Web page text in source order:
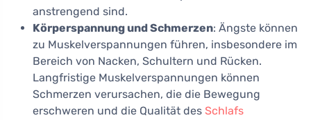
anstrengend sind.
Körperspannung und Schmerzen: Ängste können
zu Muskelverspannungen führen, insbesondere im
Bereich von Nacken, Schultern und Rücken.
Langfristige Muskelverspannungen können
Schmerzen verursachen, die die Bewegung
erschweren und die Qualität des Schlafs